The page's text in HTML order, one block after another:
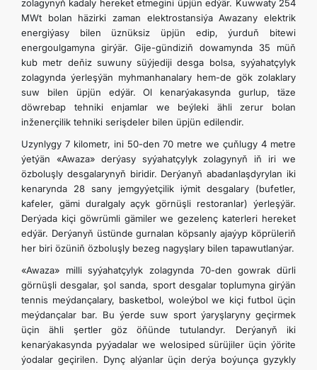
zolagynyň kadaly hereket etmegini üpjün edýär. Kuwwaty 254
MWt bolan häzirki zaman elektrostansiýa Awazany elektrik
energiýasy bilen üznüksiz üpjün edip, ýurduň bitewi
energoulgamyna girýär. Gije-gündiziň dowamynda 35 müň
kub metr deňiz suwuny süýjediji desga bolsa, syýahatçylyk
zolagynda ýerleşýän myhmanhanalary hem-de gök zolaklary
suw bilen üpjün edýär. Ol kenarýakasynda gurlup, täze
döwrebap tehniki enjamlar we beýleki ähli zerur bolan
inženerçilik tehniki serişdeler bilen üpjün edilendir.
Uzynlygy 7 kilometr, ini 50-den 70 metre we çuňlugy 4 metre
ýetýän «Awaza» derýasy syýahatçylyk zolagynyň iň iri we
özboluşly desgalarynyň biridir. Derýanyň abadanlaşdyrylan iki
kenarynda 28 sany jemgyýetçilik iýmit desgalary (bufetler,
kafeler, gämi duralgaly açyk görnüşli restoranlar) ýerleşýär.
Derýada kiçi göwrümli gämiler we gezelenç katerleri hereket
edýär. Derýanyň üstünde gurnalan köpsanly ajaýyp köprüleriň
her biri özüniň özboluşly bezeg nagyşlary bilen tapawutlanýar.
«Awaza» milli syýahatçylyk zolagynda 70-den gowrak dürli
görnüşli desgalar, şol sanda, sport desgalar toplumyna girýän
tennis meýdançalary, basketbol, woleýbol we kiçi futbol üçin
meýdançalar bar. Bu ýerde suw sport ýaryşlaryny geçirmek
üçin ähli şertler göz öňünde tutulandyr. Derýanyň iki
kenarýakasynda pyýadalar we welosiped sürüjiler üçin ýörite
ýodalar geçirilen. Dynç alýanlar üçin derýa boýunça gyzykly